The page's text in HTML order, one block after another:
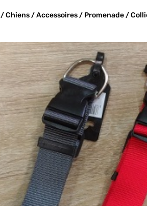
/Chiens/Accessoires/ Promenade/